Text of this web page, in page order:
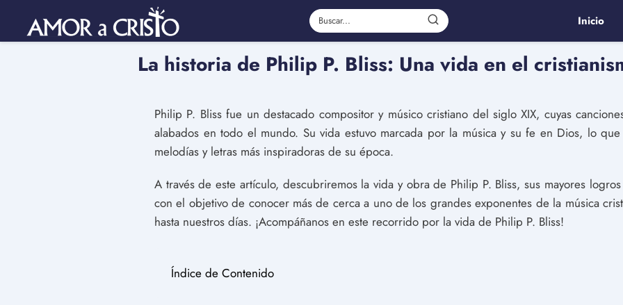
Inicio
La historia de Philip P. Bliss: Una vida en el
Philip P. Bliss fue un destacado compositor y músico cristiano del siglo XIX, cuyas
alabados en todo el mundo. Su vida estuvo marcada por la música y su fe en Dios, lo
melodías y letras más inspiradoras de su época.
A través de este artículo, descubriremos la vida y obra de Philip P. Bliss, sus mayores
con el objetivo de conocer más de cerca a uno de los grandes exponentes de la música
hasta nuestros días. ¡Acompáñanos en este recorrido por la vida de Philip P. Bliss!
Índice de Contenido